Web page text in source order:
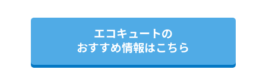
エコキュートの
おすすめ情報はこちら